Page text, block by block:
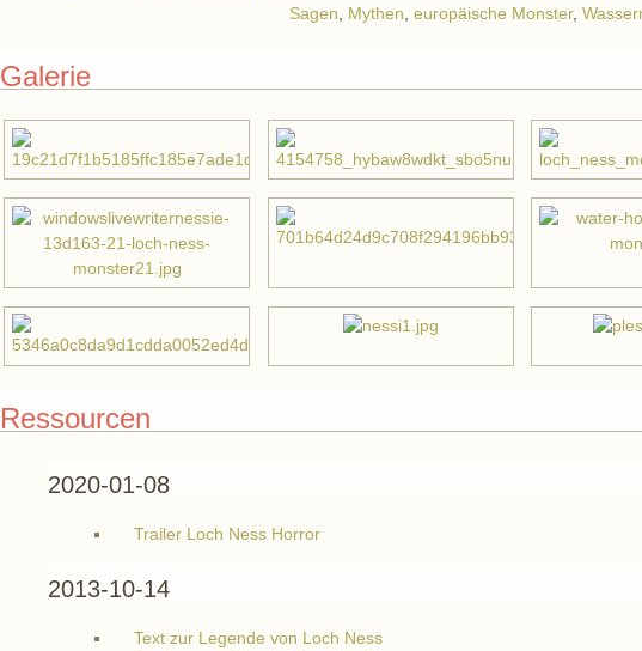
Sagen, Mythen,europäische Monster,
Galerie
Ressourcen
2020-01-08
Trailer Loch Ness Horror
2013-10-14
Text zur Legende von Loch Ness